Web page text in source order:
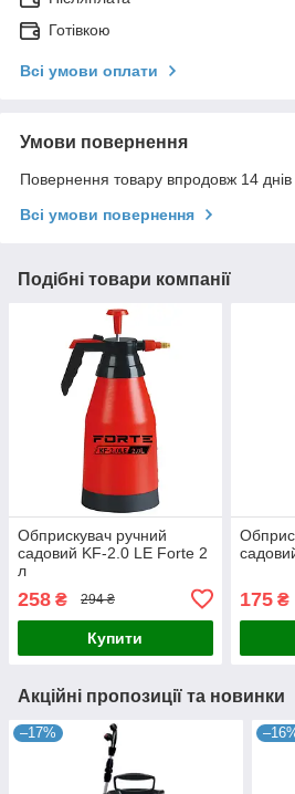
Готівкою
Всі умови оплати
Умови повернення
Повернення товару впродовж 14
Всі умови повернення
Подібні товари компанії
Обприскувач ручний
садовий KF-2.0 LE Forte 2
л
258 ₴ 294 ₴
Купити
175₴
Акційні пропозиції та новинки
–17%